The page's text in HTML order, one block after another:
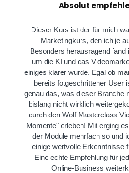
Absolut
Dieser Kurs ist der für mich
Marketingkurs, den ich je
Besonders herausragend fand
um die KI und das
einiges klarer wurde. Egal ob
bereits fotgeschrittener User
genau das, was dieser Branche
bislang nicht wirklich
durch den Wolf Masterclass
Momente" erleben! Mit erging
der Module mehrfach so und
einige wertvolle Erkenntnisse
Eine echte Empfehlung für
Online-Business